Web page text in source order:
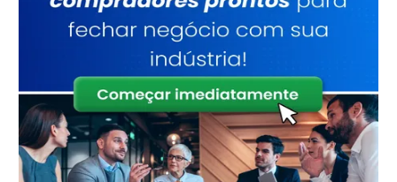
Os principais ingredientes incluem ácidos orgânicos e
inorgânicos que garantem a eficiência na remoção
Tecnologia de Produção
Utiliza-se tecnologia de mistura avançada para
garantir um produto homogêneo e eficaz.